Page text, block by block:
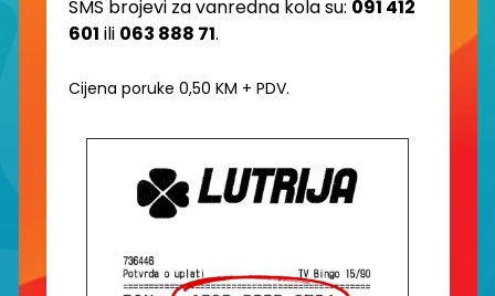
SMS brojevi za vanredna kola su: 091 412
601 ili 063 888 71.
Cijena poruke 0,50 KM + PDV.